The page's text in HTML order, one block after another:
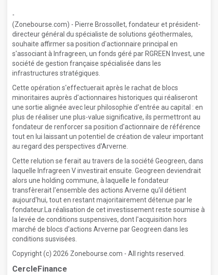
-
(Zonebourse.com) - Pierre Brossollet, fondateur et président-
directeur général du spécialiste de solutions géothermales,
souhaite affirmer sa position d'actionnaire principal en
s'associant à Infragreen, un fonds géré par RGREEN Invest, une
société de gestion française spécialisée dans les
infrastructures stratégiques.
Cette opération s'effectuerait après le rachat de blocs
minoritaires auprès d'actionnaires historiques qui réaliseront
une sortie alignée avec leur philosophie d'entrée au capital : en
plus de réaliser une plus-value significative, ils permettront au
fondateur de renforcer sa position d'actionnaire de référence
tout en lui laissant un potentiel de création de valeur important
au regard des perspectives d'Arverne.
Cette relution se ferait au travers de la société Geogreen, dans
laquelle Infragreen V investirait ensuite. Geogreen deviendrait
alors une holding commune, à laquelle le fondateur
transfèrerait l'ensemble des actions Arverne qu'il détient
aujourd'hui, tout en restant majoritairement détenue par le
fondateur.La réalisation de cet investissement reste soumise à
la levée de conditions suspensives, dont l'acquisition hors
marché de blocs d'actions Arverne par Geogreen dans les
conditions susvisées.
Copyright (c) 2026 Zonebourse.com - All rights reserved.
CercleFinance